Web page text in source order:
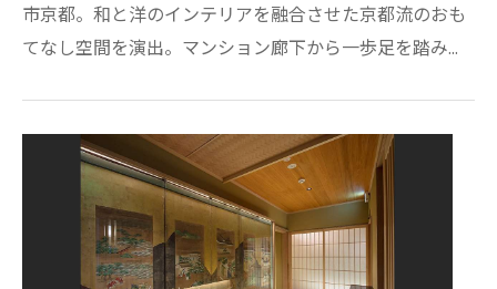
市京都。和と洋のインテリアを融合させた京都流のおも
てなし空間を演出。マンション廊下から一歩足を踏み入